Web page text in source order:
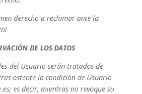
derecho a reclamar ante la
DE LOS DATOS
del Usuario serán tratados de
ostente la condición de Usuario
es decir, mientras no revoque su